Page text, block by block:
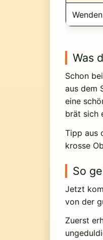
Wenden
Was
Schon
aus dem
eine
brät sich
Tipp aus
krosse
So
Jetzt
von der
Zuerst